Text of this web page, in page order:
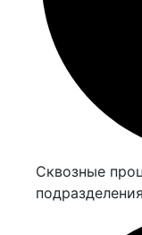
Сквозные